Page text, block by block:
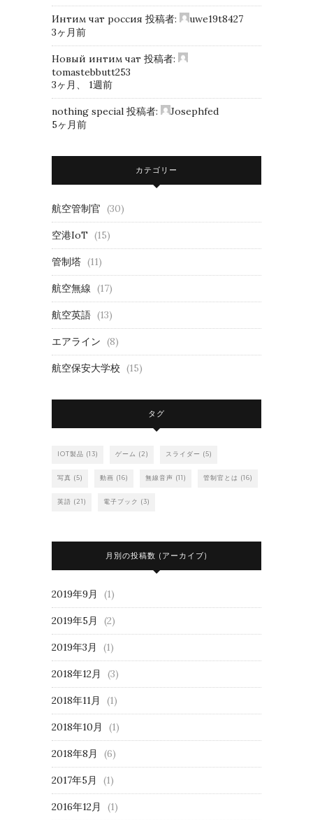
Интим чат россия 投稿者:
uwe19t8427
3ヶ月前
Новый интим чат 投稿者:
tomastebbutt253
3ヶ月、 1週前
nothing special 投稿者:
Josephfed
5ヶ月前
カテゴリー
航空管制官 (30)
空港IoT (15)
管制塔 (11)
航空無線 (17)
航空英語 (13)
エアライン (8)
航空保安大学校 (15)
タグ
IOT製品 (13) ゲーム (2) スライダー (5)
写真 (5) 動画 (16) 無線音声 (11) 管制官とは (16)
英語 (21) 電子ブック (3)
月別の投稿数 (アーカイブ)
2019年9月 (1)
2019年5月 (2)
2019年3月 (1)
2018年12月 (3)
2018年11月 (1)
2018年10月 (1)
2018年8月 (6)
2017年5月 (1)
2016年12月 (1)